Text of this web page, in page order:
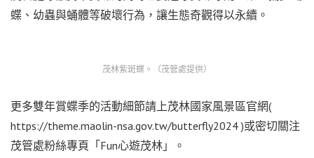
蝶、幼蟲與蛹體等破壞行為，讓生態奇觀得以永續。
茂林紫斑蝶。（茂管處提供）
更多雙年賞蝶季的活動細節請上茂林國家風景區官網(
https://theme.maolin-nsa.gov.tw/butterfly2024 )或密切關注
茂管處粉絲專頁「Fun心遊茂林」。